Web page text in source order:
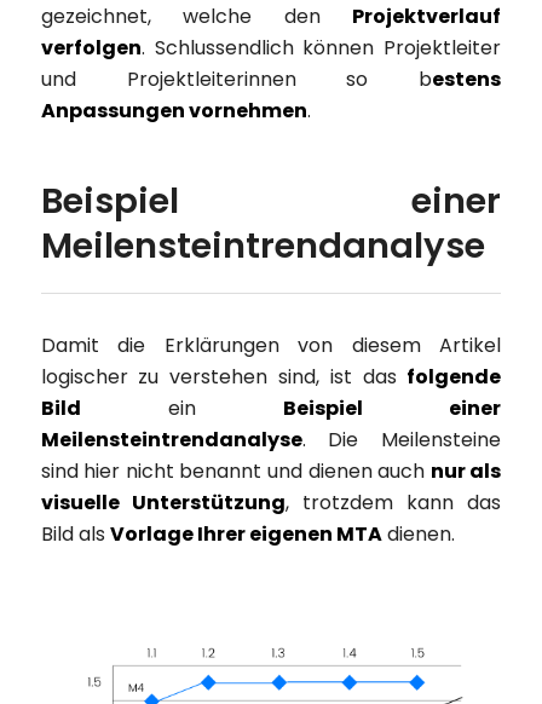
gezeichnet, welche den Projektverlauf
verfolgen. Schlussendlich können Projektleiter
und Projektleiterinnen so bestens
Anpassungen vornehmen.
Beispiel einer
Meilensteintrendanalyse
Damit die Erklärungen von diesem Artikel
logischer zu verstehen sind, ist das folgende
Bild ein Beispiel einer
Meilensteintrendanalyse. Die Meilensteine
sind hier nicht benannt und dienen auch nur als
visuelle Unterstützung, trotzdem kann das
Bild als Vorlage Ihrer eigenen MTAdienen.